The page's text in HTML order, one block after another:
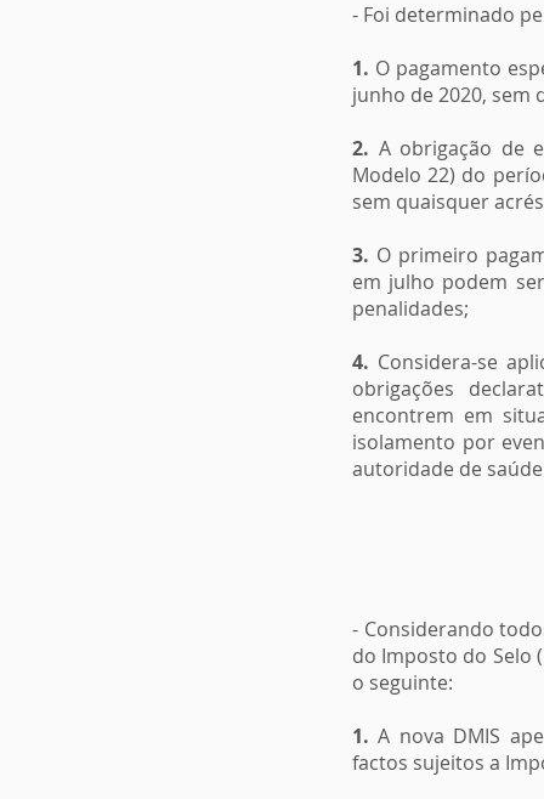
- Foi determinado
1. O pagamento
junho de 2020, sem
2. A obrigação de
Modelo 22) do
sem quaisquer
3. O primeiro
em julho podem
penalidades;
4. Considera-se
obrigações
encontrem em
isolamento por
autoridade de
- Considerando
do Imposto do Selo
o seguinte:
1. A nova DMIS
factos sujeitos a